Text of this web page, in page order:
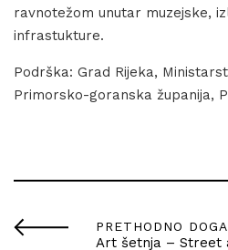
ravnotežom unutar muzejske,
infrastukture.
Podrška: Grad Rijeka,
Primorsko-goranska županija,
PRETHODNO
Art šetnja – Street